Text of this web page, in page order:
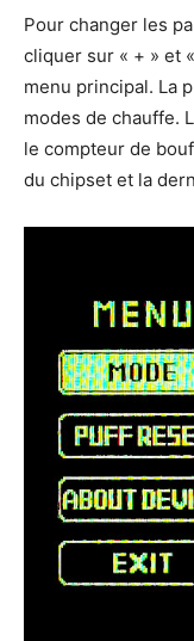
Pour changer les
cliquer sur « + » et
menu principal. La
modes de chauffe.
le compteur de
du chipset et la